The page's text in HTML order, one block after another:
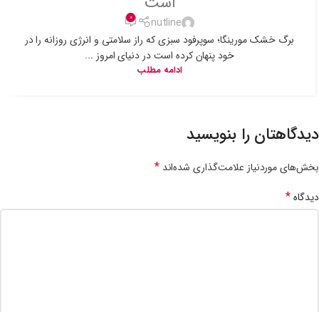
nutline
0
برگ خشک مورینگا؛ سوپرفود سبزی که راز سلامتی و انرژی روزانه را در
خود پنهان کرده است در دنیای امروز ...
ادامه مطلب
دیدگاهتان را بنویسید
بخش‌های موردنیاز علامت‌گذاری شده‌اند*
دیدگاه*